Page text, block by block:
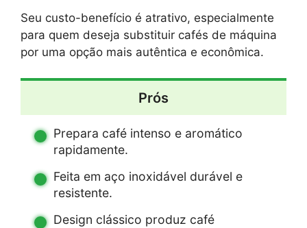
Seu custo-benefício é atrativo, especialmente
para quem deseja substituir cafés de máquina
por uma opção mais autêntica e econômica.
Prós
Prepara café intenso e aromático
rapidamente.
Feita em aço inoxidável durável e
resistente.
Design clássico produz café